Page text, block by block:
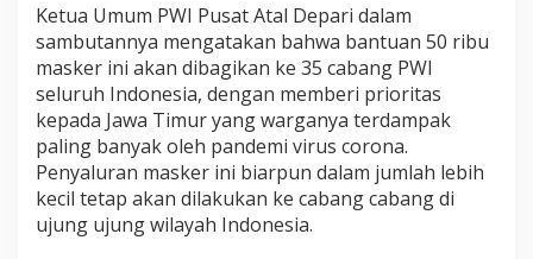
Ketua Umum PWI Pusat Atal Depari dalam
sambutannya mengatakan bahwa bantuan 50 ribu
masker ini akan dibagikan ke 35 cabang PWI
seluruh Indonesia, dengan memberi prioritas
kepada Jawa Timur yang warganya terdampak
paling banyak oleh pandemi virus corona.
Penyaluran masker ini biarpun dalam jumlah lebih
kecil tetap akan dilakukan ke cabang cabang di
ujung ujung wilayah Indonesia.